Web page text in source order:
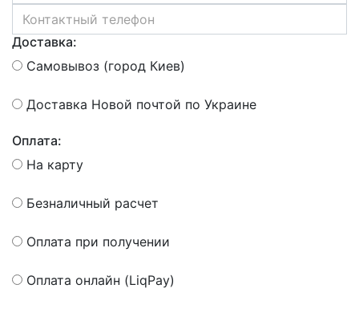
Доставка:
Самовывоз (город Киев)
Доставка Новой почтой по Украине
Оплата:
На карту
Безналичный расчет
Оплата при получении
Оплата онлайн (LiqPay)